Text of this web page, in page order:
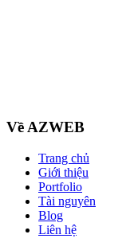
Về AZWEB
Trang chủ
Giới thiệu
Portfolio
Tài nguyên
Blog
Liên hệ